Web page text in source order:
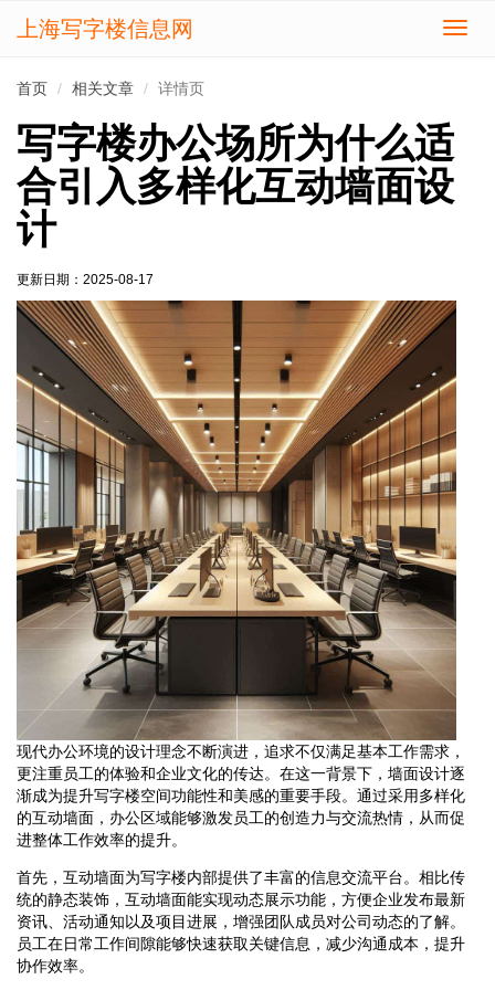
切
上海写字楼信息网
首页 相关文章 详情页
写字楼办公场所为什么适
合引入多样化互动墙面设
计
更新日期： 2025-08-17
现代办公环境的设计理念不断演进，追求不仅满足基本工作需求，
更注重员工的体验和企业文化的传达。在这一背景下，墙面设计逐
渐成为提升写字楼空间功能性和美感的重要手段。通过采用多样化
的互动墙面，办公区域能够激发员工的创造力与交流热情，从而促
进整体工作效率的提升。
首先，互动墙面为写字楼内部提供了丰富的信息交流平台。相比传
统的静态装饰，互动墙面能实现动态展示功能，方便企业发布最新
资讯、活动通知以及项目进展，增强团队成员对公司动态的了解。
员工在日常工作间隙能够快速获取关键信息，减少沟通成本，提升
协作效率。